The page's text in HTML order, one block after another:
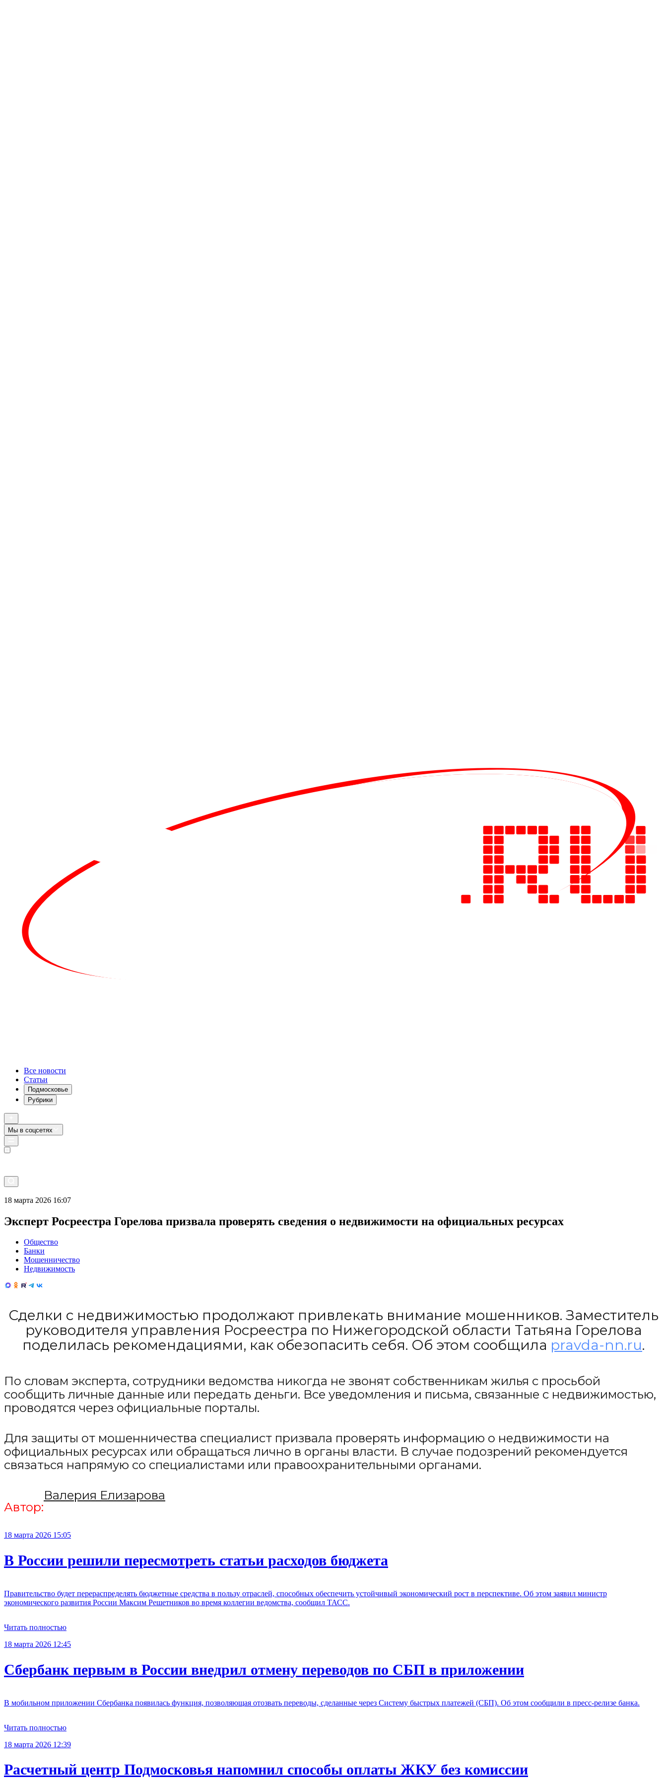
Все новости
Статьи
Подмосковье
Рубрики
Мы в соцсетях
18 марта 2026 16:07
Эксперт Росреестра Горелова призвала проверять сведения о недвижимости на официальных ресурсах
Общество
Банки
Мошенничество
Недвижимость
Сделки с недвижимостью продолжают привлекать внимание мошенников. Заместитель
руководителя управления Росреестра по Нижегородской области Татьяна Горелова
поделилась рекомендациями, как обезопасить себя. Об этом сообщила pravda-nn.ru.
По словам эксперта, сотрудники ведомства никогда не звонят собственникам жилья с просьбой
сообщить личные данные или передать деньги. Все уведомления и письма, связанные с недвижимостью,
проводятся через официальные порталы.
Для защиты от мошенничества специалист призвала проверять информацию о недвижимости на
официальных ресурсах или обращаться лично в органы власти. В случае подозрений рекомендуется
связаться напрямую со специалистами или правоохранительными органами.
Автор:
Валерия Елизарова
18 марта 2026 15:05
В России решили пересмотреть статьи расходов бюджета
Правительство будет перераспределять бюджетные средства в пользу отраслей, способных обеспечить устойчивый экономический рост в перспективе. Об этом заявил министр
экономического развития России Максим Решетников во время коллегии ведомства, сообщил ТАСС.
Читать полностью
18 марта 2026 12:45
Сбербанк первым в России внедрил отмену переводов по СБП в приложении
В мобильном приложении Сбербанка появилась функция, позволяющая отозвать переводы, сделанные через Систему быстрых платежей (СБП). Об этом сообщили в пресс-релизе банка.
Читать полностью
18 марта 2026 12:39
Расчетный центр Подмосковья напомнил способы оплаты ЖКУ без комиссии